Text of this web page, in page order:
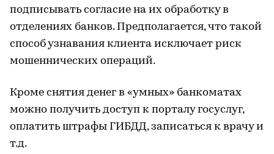
подписывать согласие на их обработку в
отделениях банков. Предполагается, что такой
способ узнавания клиента исключает риск
мошеннических операций.
Кроме снятия денег в «умных» банкоматах
можно получить доступ к порталу госуслуг,
оплатить штрафы ГИБДД, записаться к врачу и
т.д.